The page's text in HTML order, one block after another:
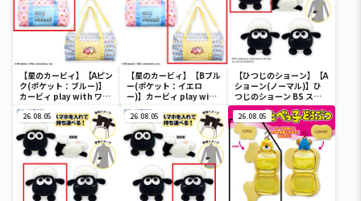
【星のカービィ】【Aピン
ク(ポケット：ブルー)】
カービィ play with ワド
ルディ ボストンバッグ
【星のカービィ】【Bブル
ー(ポケット：イエロ
ー)】カービィ play with
ワドルディ ボストンバッ
グ
【ひつじのショーン】【A
ショーン(ノーマル)】ひ
つじのショーン BS スマ
ホショーンルダー
26.08.05 26.08.05 26.08.05